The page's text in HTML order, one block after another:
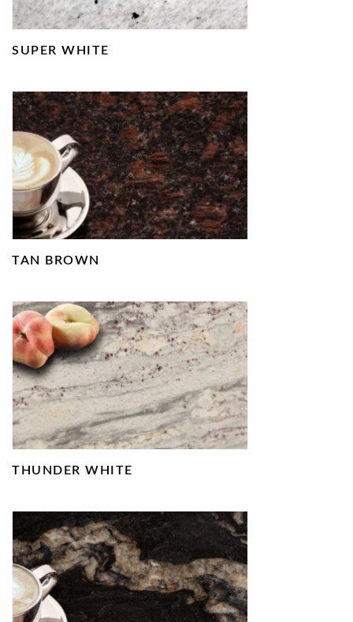
SUPER WHITE
TAN BROWN
THUNDER WHITE